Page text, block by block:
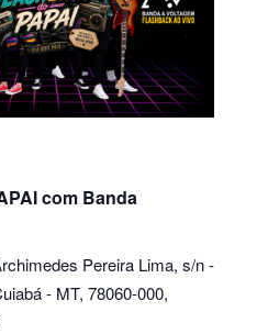
com Banda
Pereira Lima, s/n -
- MT, 78060-000,